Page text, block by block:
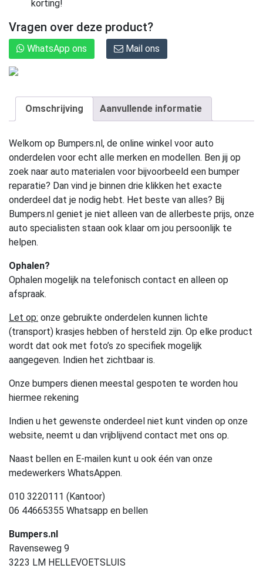
korting!
Vragen over deze product?
WhatsApp ons Mail ons
Omschrijving Aanvullende informatie
Welkom op Bumpers.nl, de online winkel voor auto
onderdelen voor echt alle merken en modellen. Ben jij op
zoek naar auto materialen voor bijvoorbeeld een bumper
reparatie? Dan vind je binnen drie klikken het exacte
onderdeel dat je nodig hebt. Het beste van alles? Bij
Bumpers.nl geniet je niet alleen van de allerbeste prijs, onze
auto specialisten staan ook klaar om jou persoonlijk te
helpen.
Ophalen?
Ophalen mogelijk na telefonisch contact en alleen op
afspraak.
Let op: onze gebruikte onderdelen kunnen lichte
(transport) krasjes hebben of hersteld zijn. Op elke product
wordt dat ook met foto’s zo specifiek mogelijk
aangegeven. Indien het zichtbaar is.
Onze bumpers dienen meestal gespoten te worden hou
hiermee rekening
Indien u het gewenste onderdeel niet kunt vinden op onze
website, neemt u dan vrijblijvend contact met ons op.
Naast bellen en E-mailen kunt u ook één van onze
medewerkers WhatsAppen.
010 3220111 (Kantoor)
06 44665355 Whatsapp en bellen
Bumpers.nl
Ravenseweg 9
3223 LM HELLEVOETSLUIS